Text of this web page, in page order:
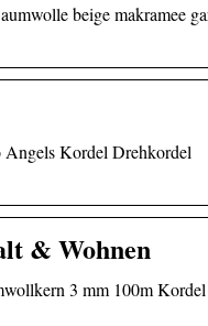
beige makramee
Kordel Drehkordel
& Wohnen
3 mm 100m Kordel